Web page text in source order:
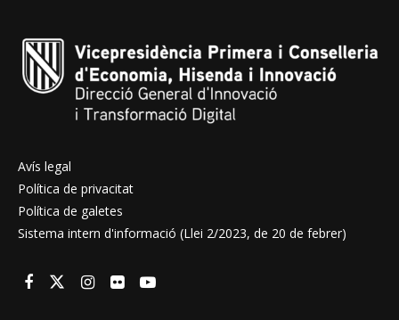
Avís legal
Política de privacitat
Política de galetes
Sistema intern d'informació (Llei 2/2023, de 20 de febrer)